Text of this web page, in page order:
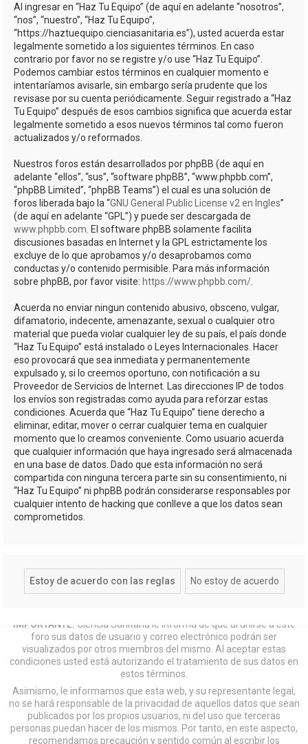
Al ingresar en “Haz Tu Equipo” (de aquí en adelante “nosotros”,
“nos”, “nuestro”, “Haz Tu Equipo”,
“https://haztuequipo.cienciasanitaria.es”), usted acuerda estar
legalmente sometido a los siguientes términos. En caso
contrario por favor no se registre y/o use “Haz Tu Equipo”.
Podemos cambiar estos términos en cualquier momento e
intentaríamos avisarle, sin embargo sería prudente que los
revisase por su cuenta periódicamente. Seguir registrado a “Haz
Tu Equipo” después de esos cambios significa que acuerda estar
legalmente sometido a esos nuevos términos tal como fueron
actualizados y/o reformados.
Nuestros foros están desarrollados por phpBB (de aquí en
adelante “ellos”, “sus”, “software phpBB”, “www.phpbb.com”,
“phpBB Limited”, “phpBB Teams”) el cual es una solución de
foros liberada bajo la “GNU General Public License v2 en Ingles”
(de aquí en adelante “GPL”) y puede ser descargada de
www.phpbb.com . El software phpBB solamente facilita
discusiones basadas en Internet y la GPL estrictamente los
excluye de lo que aprobamos y/o desaprobamos como
conductas y/o contenido permisible. Para más información
sobre phpBB, por favor visite: https://www.phpbb.com/
Acuerda no enviar ningun contenido abusivo, obsceno, vulgar,
difamatorio, indecente, amenazante, sexual o cualquier otro
material que pueda violar cualquier ley de su país, el país donde
“Haz Tu Equipo” está instalado o Leyes Internacionales. Hacer
eso provocará que sea inmediata y permanentemente
expulsado y, si lo creemos oportuno, con notificación a su
Proveedor de Servicios de Internet. Las direcciones IP de todos
los envíos son registradas como ayuda para reforzar estas
condiciones. Acuerda que “Haz Tu Equipo” tiene derecho a
eliminar, editar, mover o cerrar cualquier tema en cualquier
momento que lo creamos conveniente. Como usuario acuerda
que cualquier información que haya ingresado será almacenada
en una base de datos. Dado que esta información no será
compartida con ninguna tercera parte sin su consentimiento, ni
“Haz Tu Equipo” ni phpBB podrán considerarse responsables por
cualquier intento de hacking que conlleve a que los datos sean
comprometidos.
IMPORTANTE: Ciencia Sanitaria le informa de que al unirse a este
foro sus datos de usuario y correo electrónico podrán ser
visualizados por otros miembros del mismo. Al aceptar estas
condiciones usted está autorizando el tratamiento de sus datos en
estos términos.
Asimismo, le informamos que esta web, y su representante legal,
no se hará responsable de la privacidad de aquellos datos que sean
publicados por los propios usuarios, ni del uso que terceras
personas puedan hacer de los mismos. Por tanto, en este aspecto,
recomendamos precaución y sentido común al escribir los